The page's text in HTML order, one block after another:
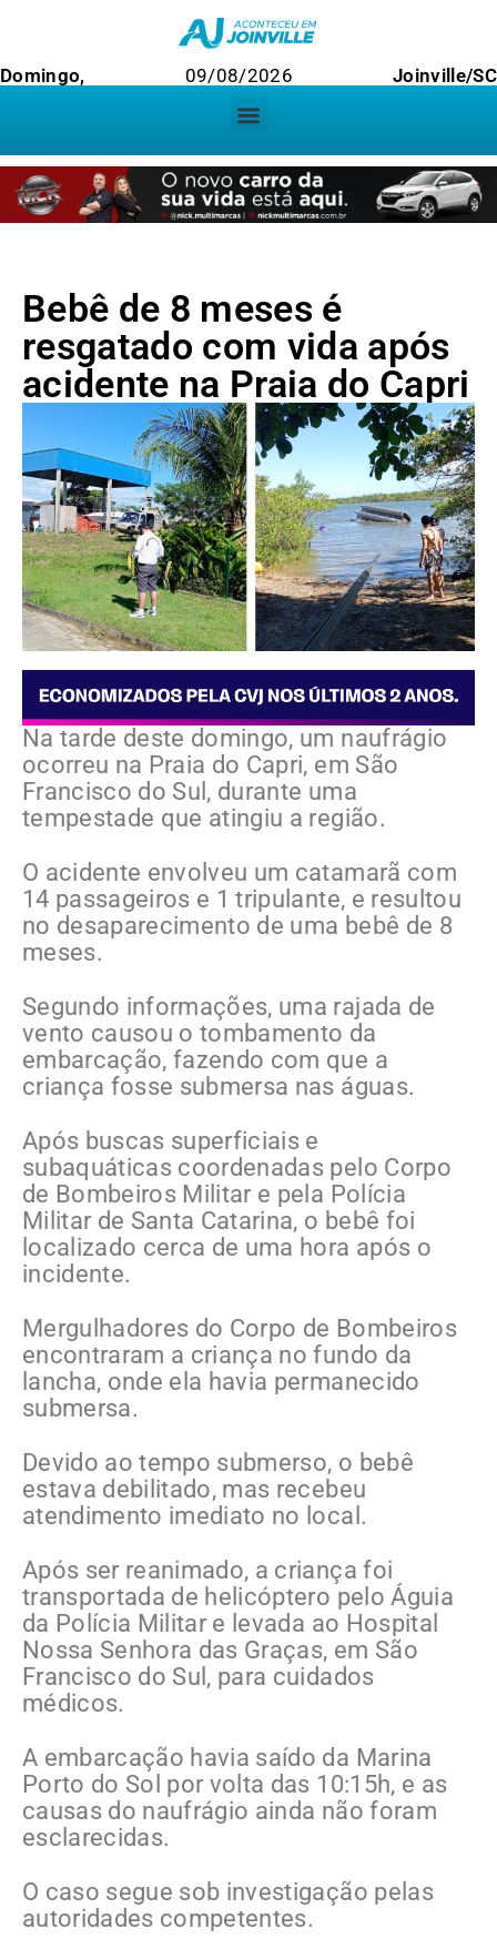
Domingo, 09/08/2026 Joinville/SC
Bebê de 8 meses é
resgatado com vida após
acidente na Praia do Capri
Na tarde deste domingo, um naufrágio
ocorreu na Praia do Capri, em São
Francisco do Sul, durante uma
tempestade que atingiu a região.
O acidente envolveu um catamarã com
14 passageiros e 1 tripulante, e resultou
no desaparecimento de uma bebê de 8
meses.
Segundo informações, uma rajada de
vento causou o tombamento da
embarcação, fazendo com que a
criança fosse submersa nas águas.
Após buscas superficiais e
subaquáticas coordenadas pelo Corpo
de Bombeiros Militar e pela Polícia
Militar de Santa Catarina, o bebê foi
localizado cerca de uma hora após o
incidente.
Mergulhadores do Corpo de Bombeiros
encontraram a criança no fundo da
lancha, onde ela havia permanecido
submersa.
Devido ao tempo submerso, o bebê
estava debilitado, mas recebeu
atendimento imediato no local.
Após ser reanimado, a criança foi
transportada de helicóptero pelo Águia
da Polícia Militar e levada ao Hospital
Nossa Senhora das Graças, em São
Francisco do Sul, para cuidados
médicos.
A embarcação havia saído da Marina
Porto do Sol por volta das 10:15h, e as
causas do naufrágio ainda não foram
esclarecidas.
O caso segue sob investigação pelas
autoridades competentes.